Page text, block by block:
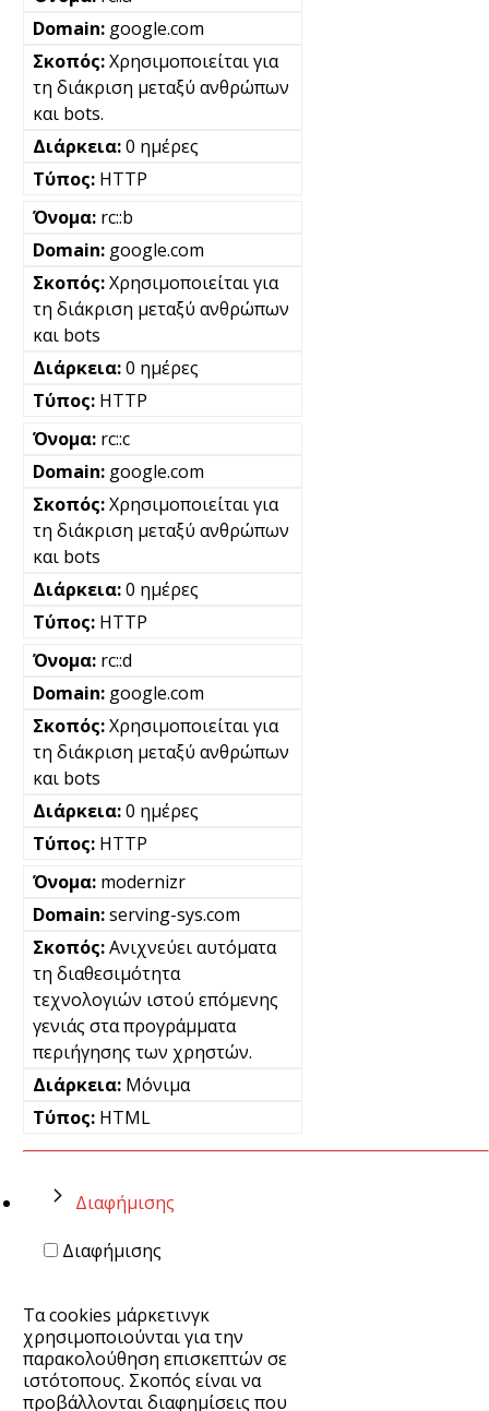
google.com
Χρησιμοποιείται για
τη διάκριση μεταξύ ανθρώπων
και bots.
0 ημέρες
HTTP
rc::b
google.com
Χρησιμοποιείται για
τη διάκριση μεταξύ ανθρώπων
και bots
0 ημέρες
HTTP
rc::c
google.com
Χρησιμοποιείται για
τη διάκριση μεταξύ ανθρώπων
και bots
0 ημέρες
HTTP
rc::d
google.com
Χρησιμοποιείται για
τη διάκριση μεταξύ ανθρώπων
και bots
0 ημέρες
HTTP
modernizr
serving-sys.com
Ανιχνεύει αυτόματα
τη διαθεσιμότητα
τεχνολογιών ιστού επόμενης
γενιάς στα προγράμματα
περιήγησης των χρηστών.
Μόνιμα
HTML
Διαφήμισης
Διαφήμισης
Τα cookies μάρκετινγκ
χρησιμοποιούνται για την
παρακολούθηση επισκεπτών σε
ιστότοπους. Σκοπός είναι να
προβάλλονται διαφημίσεις που